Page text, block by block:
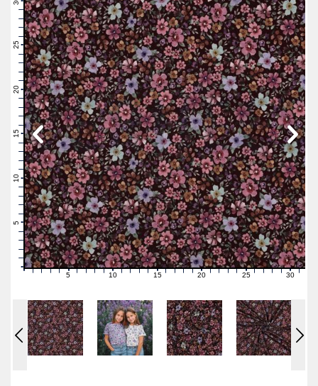
0
2
3
5
6
7
8
9
10
11
12
13
14
15
16
17
18
19
20
21
22
23
24
25
26
27
28
29
30
0 1 2 3 4 5 6 7 89101112131415161718192021222324 252627282930 31